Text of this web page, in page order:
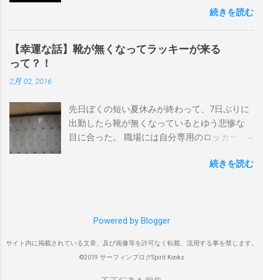
狙っているポイント バーレー、キラ、レイ
ンボーベイ、クーリービーチ 絶対に入りたい
ポイント ベルズビーチ、グレートオーシャ
ナチュラル DHD DX-1
5'10"×18'3/8×2'3/16 Glassing Team 4×4
Extra Toe patch FCS Dacy 6'0 Nick Maz 5'5"×
18'7/8"×2'5/18 FCS 375mm 295mm Firewire
Slater design OMNI 5' 3"×18'5/8"×2'1/4" Round
テルやリゾートに滞在して目の前のブレイク
を独占するスタイル。もうひとつが、複数の
ポイントを巡る「ボートトリップ」です。 今
回はそのボートトリップで、時間と空間の贅
系YouTubeチャンネル「よういちチャンネル
Spirit Kooks」と、国内外のサーフトリップ専
門旅行会社「Geekoutトラベル」さんとのコラ
際に行ったアクセス方法やスケジュールをま
スリランカ・コロンボ空港で乗り換えてモル
ディブのマレ空港へ向かいました。 預け荷物
は30kgまで スリランカ航空では30kgまで無料
続きを読む
【幸運な話】靴が無くなってラッキーが来る
って？！
2月 02, 2016
先日ぼくの短い夏休みが終わって、7日ぶりに
出勤したら靴が無くなっているとゆう悲惨な
目に合った。 職場には自分専用のロッカーが
んでいるのだが、仕事中に履いているシェフ
中には入れたくないのはみんな同じなのだ。
誰もいなくてぼく一人だった。 休み明けのフ
レッシュな気持ちで仕事にとりかかろうと思
続きを読む
Powered by Blogger
サイト内に掲載されている文章、及び画像等を許可なく転載、流用する事を禁じます。
©2019 サーフィンブログSpirit Kooks